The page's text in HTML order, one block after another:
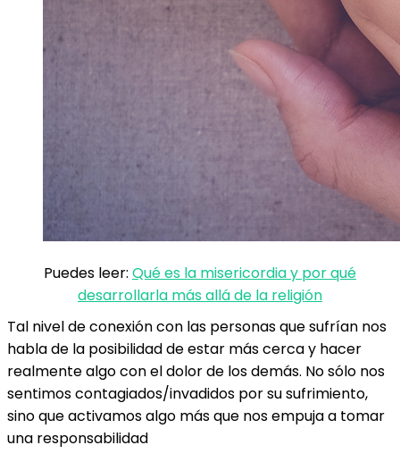
Puedes leer: Qué es la misericordia y por qué
desarrollarla más allá de la religión
Tal nivel de conexión con las personas que sufrían nos
habla de la posibilidad de estar más cerca y hacer
realmente algo con el dolor de los demás. No sólo nos
sentimos contagiados/invadidos por su sufrimiento,
sino que activamos algo más que nos empuja a tomar
una responsabilidad